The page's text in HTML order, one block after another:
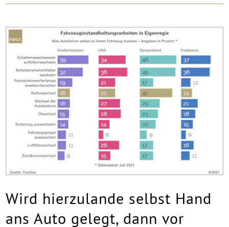
Wird hierzulande selbst Hand
ans Auto gelegt, dann vor